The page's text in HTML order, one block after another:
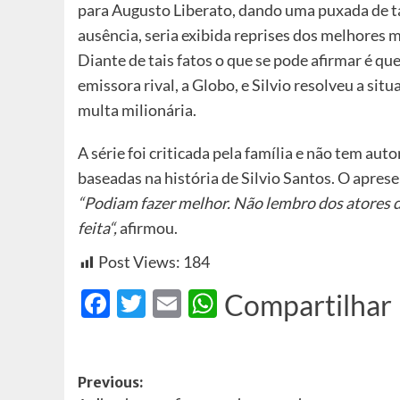
para Augusto Liberato, dando uma puxada de
ausência, seria exibida reprises dos melhores
Diante de tais fatos o que se pode afirmar é
emissora rival, a Globo, e Silvio resolveu a
multa milionária.
A série foi criticada pela família e não tem
baseadas na história de Silvio Santos. O
“Podiam fazer melhor. Não lembro dos
feita“,afirmou.
Post Views: 184
Facebook
Twitter
EmailWhatsApp
Compartilhar
Post
Previous: